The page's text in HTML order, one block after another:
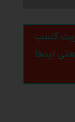
کسب
اینجا